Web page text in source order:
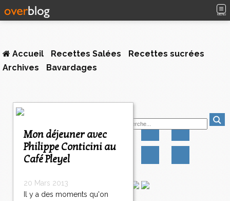
MENU
Accueil Recettes Salées
Recettes sucrées
Archives
Bavardages
Mon déjeuner avec
Philippe Conticini au
Café Pleyel
20 Mars 2013
Il y a des moments qu'on
<
<